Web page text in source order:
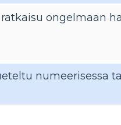
ongelmaan
numeerisessa